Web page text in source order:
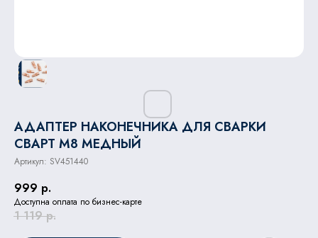
АДАПТЕР НАКОНЕЧНИКА ДЛЯ СВАРКИ
СВАРТ М8 МЕДНЫЙ
Артикул: SV451440
999 р.
Доступна оплата по бизнес-карте
1 119 р.